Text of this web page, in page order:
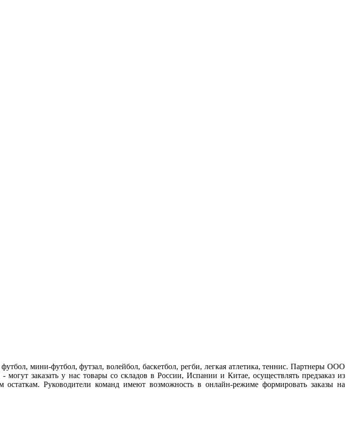
мини-футбол, футзал, волейбол, баскетбол, регби, легкая атлетика, теннис. Партнеры ООО
заказать у нас товары со складов в России, Испании и Китае, осуществлять предзаказ из
Руководители команд имеют возможность в онлайн-режиме формировать заказы на